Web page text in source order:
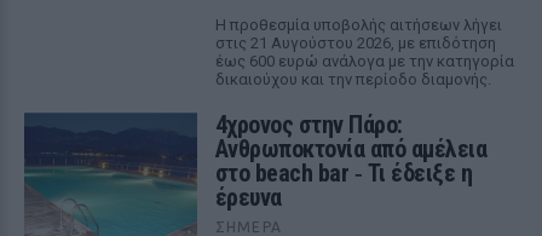
Η προθεσμία υποβολής αιτήσεων λήγει
στις 21 Αυγούστου 2026, με επιδότηση
έως 600 ευρώ ανάλογα με την κατηγορία
δικαιούχου και την περίοδο διαμονής.
4χρονος στην Πάρο:
Ανθρωποκτονία από αμέλεια
στο beach bar ‑ Τι έδειξε η
έρευνα
ΣΉΜΕΡΑ